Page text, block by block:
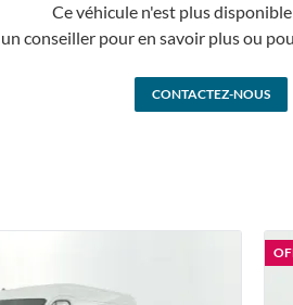
Ce véhicule n'est plus
conseiller pour en savoir plus ou
CONTACTEZ-NOUS